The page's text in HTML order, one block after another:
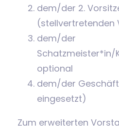
dem/der 2.
(stellvertretenden
dem/der
Schatzmeister*in/
optional
dem/der
eingesetzt)
Zum erweiterten